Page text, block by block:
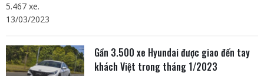
5.467 xe.
13/03/2023
Gần 3.500 xe Hyundai được giao đến tay
khách Việt trong tháng 1/2023